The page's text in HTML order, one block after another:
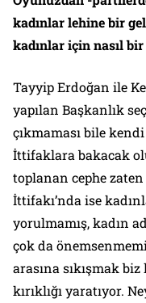
kadınlar lehine bir
kadınlar için nasıl
Tayyip Erdoğan ile
yapılan Başkanlık
çıkmaması bile
İttifaklara bakacak
toplanan cephe
İttifakı’nda ise
yorulmamış, kadın
çok da
arasına sıkışmak
kırıklığı yaratıyor.